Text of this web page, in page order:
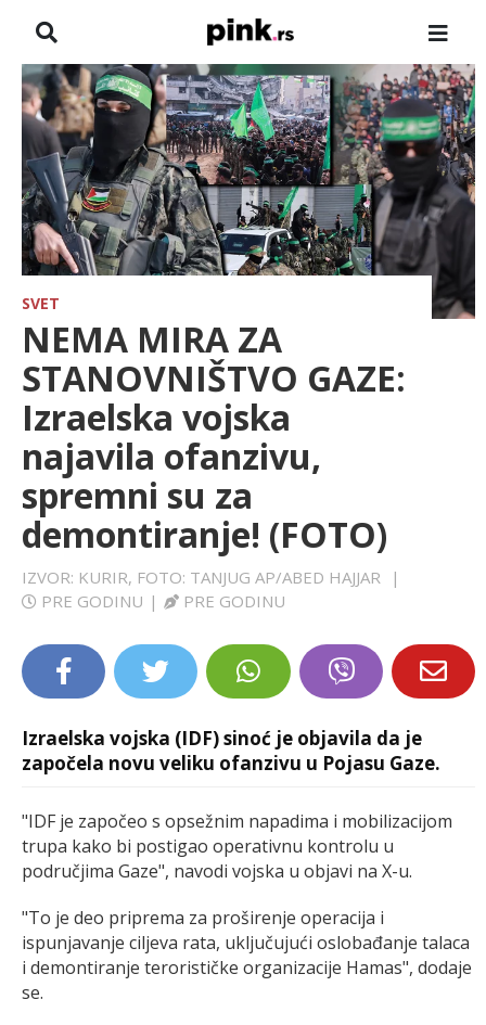
NASLOVNA
VESTI
ZADRUGA
SHOWBIZ
HRONIKA
FARMERI
SPORT
LIFESTYLE
SVET
NEMA MIRA ZA
STANOVNIŠTVO GAZE:
Izraelska vojska
najavila ofanzivu,
spremni su za
demontiranje! (FOTO)
IZVOR: KURIR, FOTO: TANJUG AP/ABED HAJJAR
|
PRE GODINU | PRE GODINU
Izraelska vojska (IDF) sinoć je objavila da je
započela novu veliku ofanzivu u Pojasu Gaze.
"IDF je započeo s opsežnim napadima i mobilizacijom
trupa kako bi postigao operativnu kontrolu u
područjima Gaze", navodi vojska u objavi na X-u.
"To je deo priprema za proširenje operacija i
ispunjavanje ciljeva rata, uključujući oslobađanje talaca
i demontiranje terorističke organizacije Hamas", dodaje
se.